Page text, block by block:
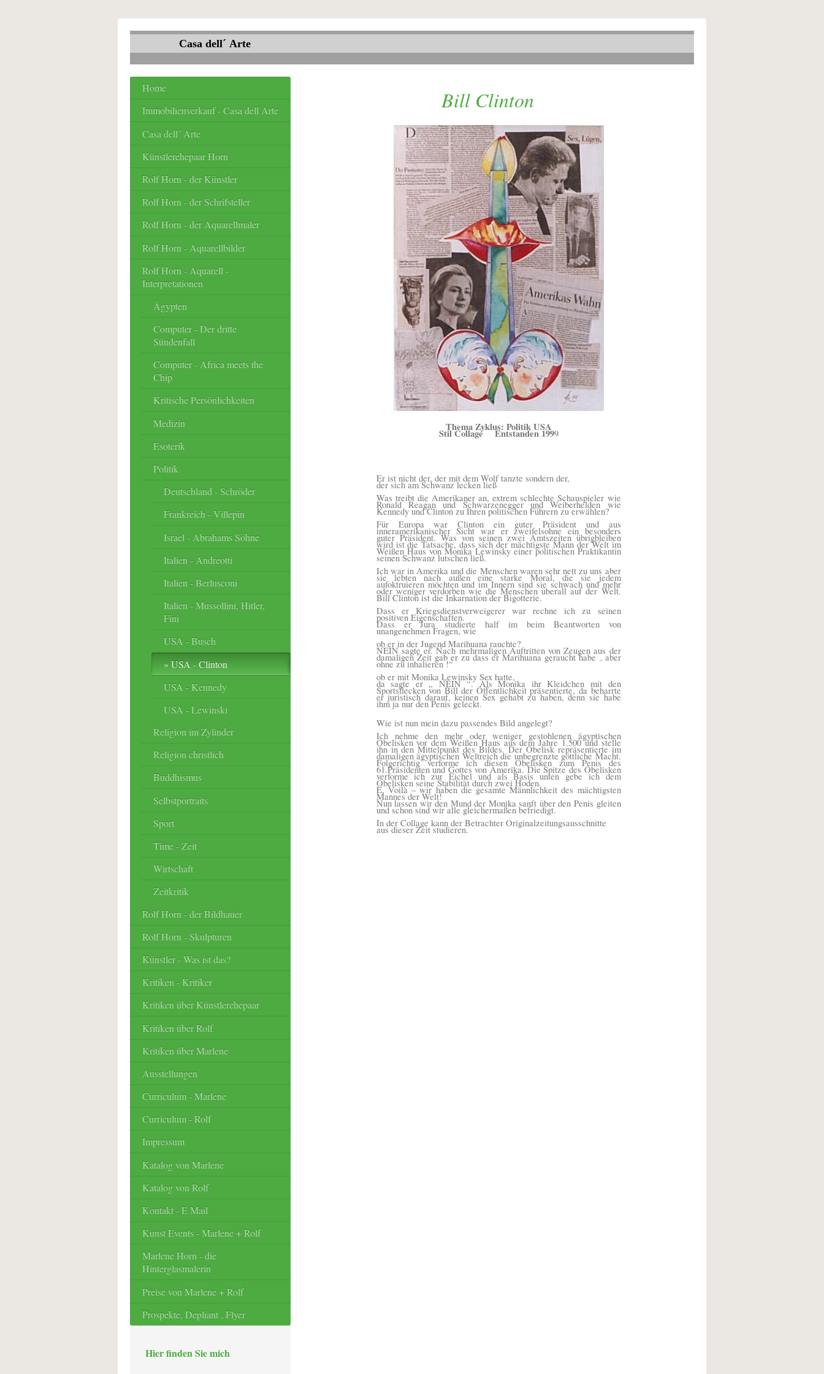
Casa dell´ Arte
Bill Clinton
Thema Zyklus: Politik USA
Stil CollageEntstanden 1999
Er ist nicht der, der mit dem Wolf tanzte sondern der,
der sich am Schwanz lecken ließ
Was treibt die Amerikaner an, extrem schlechte Schauspieler wie
Ronald Reagan und Schwarzenegger und Weiberhelden wie
Kennedy und Clinton zu Ihren politischen Führern zu erwählen?
Für Europa war Clinton ein guter Präsident und aus
inneramerikanischer Sicht war er zweifelsohne ein besonders
guter Präsident. Was von seinen zwei Amtszeiten übrigbleiben
wird ist die Tatsache, dass sich der mächtigste Mann der Welt im
Weißen Haus von Monika Lewinsky einer politischen Praktikantin
seinen Schwanz lutschen ließ.
Ich war in Amerika und die Menschen waren sehr nett zu uns aber
sie lebten nach außen eine starke Moral, die sie jedem
aufoktruieren möchten und im Innern sind sie schwach und mehr
oder weniger verdorben wie die Menschen überall auf der Welt.
Bill Clinton ist die Inkarnation der Bigotterie.
Dass er Kriegsdienstverweigerer war rechne ich zu seinen
positiven Eigenschaften.
Dass er Jura studierte half im beim Beantworten von
unangenehmen Fragen, wie
ob er in der Jugend Marihuana rauchte?
NEIN sagte er. Nach mehrmaligen Auftritten von Zeugen aus der
damaligen Zeit gab er zu dass er Marihuana geraucht habe„ aber
ohne zu inhalieren !“
ob er mit Monika Lewinsky Sex hatte,
da sagte er „ NEIN “. Als Monika ihr Kleidchen mit den
Sportsflecken von Bill der Öffentlichkeit präsentierte, da beharrte
er juristisch darauf, keinen Sex gehabt zu haben, denn sie habe
ihm ja nur den Penis geleckt.
Wie ist nun mein dazu passendes Bild angelegt?
Ich nehme den mehr oder weniger gestohlenen ägyptischen
Obelisken vor dem Weißen Haus aus dem Jahre 1.500 und stelle
ihn in den Mittelpunkt des Bildes. Der Obelisk repräsentierte im
damaligen ägyptischen Weltreich die unbegrenzte göttliche Macht.
Folgerichtig verforme ich diesen Obelisken zum Penis des
61.Präsidenten und Gottes von Amerika. Die Spitze des Obelisken
verforme ich zur Eichel und als Basis unten gebe ich dem
Obelisken seine Stabilität durch zwei Hoden.
E, Voilà – wir haben die gesamte Männlichkeit des mächtigsten
Mannes der Welt!
Nun lassen wir den Mund der Monika sanft über den Penis gleiten
und schon sind wir alle gleichermaßen befriedigt.
In der Collage kann der Betrachter Originalzeitungsausschnitte
aus dieser Zeit studieren.
Home
Immobilienverkauf - Casa dell Arte
Casa dell´ Arte
Künstlerehepaar Horn
Rolf Horn - der Künstler
Rolf Horn - der Schrifsteller
Rolf Horn - der Aquarellmaler
Rolf Horn - Aquarellbilder
Rolf Horn - Aquarell -
Interpretationen
Ägypten
Computer - Der dritte
Sündenfall
Computer - Africa meets the
Chip
Kritische Persönlichkeiten
Medizin
Esoterik
Politik
Deutschland - Schröder
Frankreich - Villepin
Israel - Abrahams Söhne
Italien - Andreotti
Italien - Berlusconi
Italien - Mussollini, Hitler,
Fini
USA - Busch
USA - Clinton
USA - Kennedy
USA - Lewinski
Religion im Zylinder
Religion christlich
Buddhismus
Selbstportraits
Sport
Time - Zeit
Wirtschaft
Zeitkritik
Rolf Horn - der Bildhauer
Rolf Horn - Skulpturen
Künstler - Was ist das?
Kritiken - Kritiker
Kritiken über Künstlerehepaar
Kritiken über Rolf
Kritiken über Marlene
Ausstellungen
Curriculum - Marlene
Curriculum - Rolf
Impressum
Katalog von Marlene
Katalog von Rolf
Kontakt - E Mail
Kunst Events - Marlene + Rolf
Marlene Horn - die
Hinterglasmalerin
Preise von Marlene + Rolf
Prospekte, Depliant , Flyer
Hier finden Sie mich